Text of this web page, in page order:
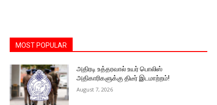
MOST POPULAR
அதிரடி உத்தரவால் உயர் பொலிஸ்
அதிகாரிகளுக்கு திடீர் இடமாற்றம்!
August 7, 2026